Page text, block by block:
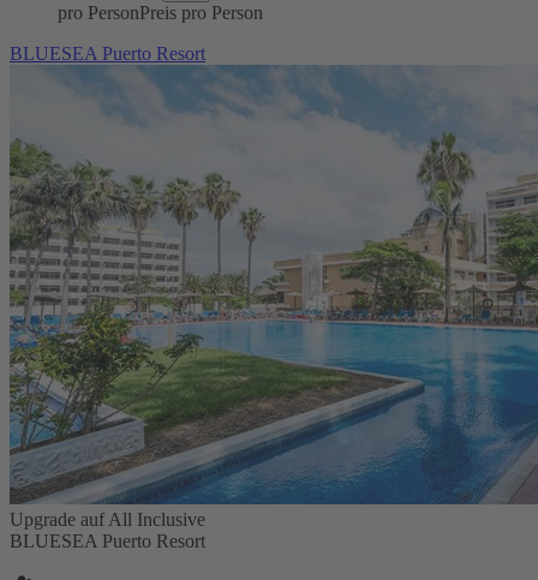
pro PersonPreis pro Person
BLUESEA Puerto Resort
Upgrade auf All Inclusive
BLUESEA Puerto Resort